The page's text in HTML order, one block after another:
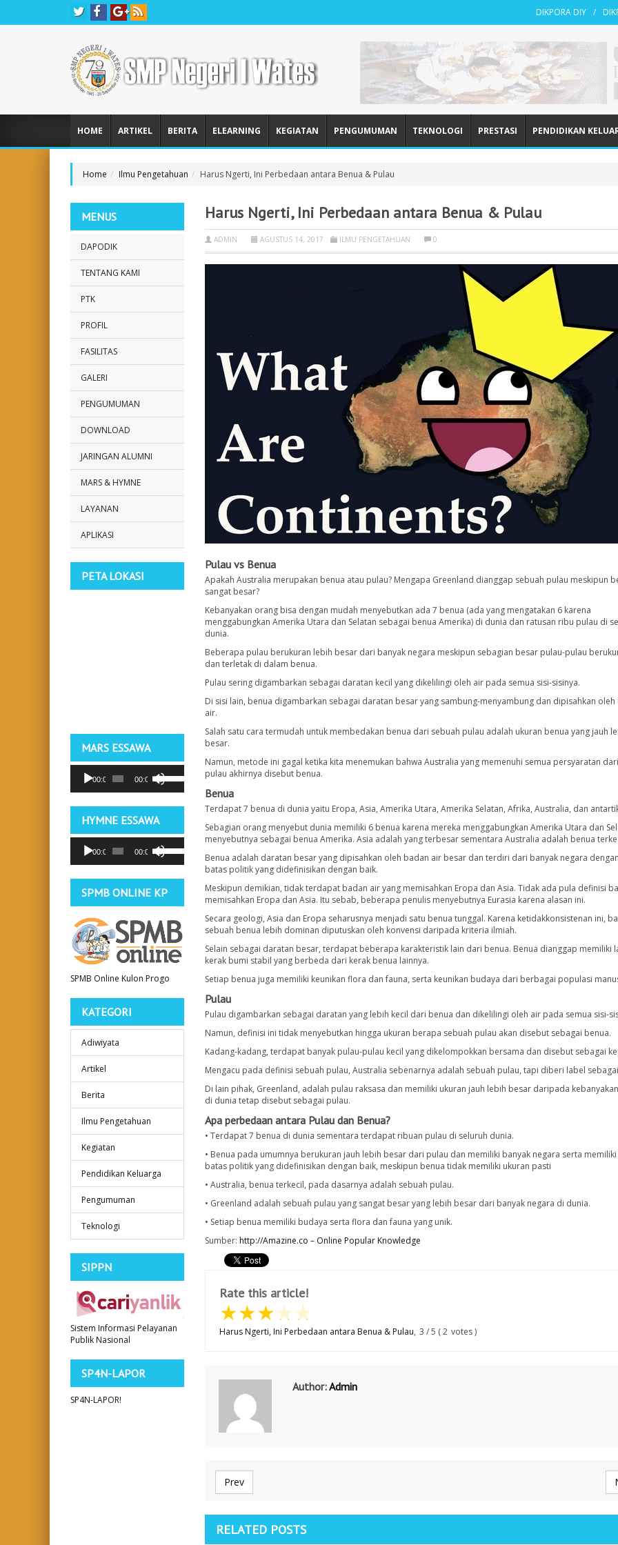
DIKPORA DIY
HOME ARTIKEL BERITA ELEARNING KEGIATAN PENGUMUMAN TEKNOLOGI PRESTASI PENDIDIKAN
Home Ilmu Pengetahuan Harus Ngerti, Ini Perbedaan antara Benua & Pulau
MENUS
DAPODIK
TENTANG KAMI
PTK
PROFIL
FASILITAS
GALERI
PENGUMUMAN
DOWNLOAD
JARINGAN ALUMNI
MARS & HYMNE
LAYANAN
APLIKASI
PETA LOKASI
MARS ESSAWA
Pemutar
Audio00:00 00:00 Anak
Panah
Atas/Bawah
untuk
atau
menurunkan
volume.
HYMNE ESSAWA
Pemutar
Audio00:00 00:00 Anak
Panah
Atas/Bawah
untuk
menurunkan
volume.
SPMB ONLINE KP
SPMB Online Kulon Progo
KATEGORI
Adiwiyata
Artikel
Berita
Ilmu Pengetahuan
Kegiatan
Pendidikan Keluarga
Pengumuman
Teknologi
SIPPN
Sistem Informasi Pelayanan
Publik Nasional
SP4N-LAPOR
SP4N-LAPOR!
Harus Ngerti, Ini Perbedaan antara Benua & Pulau
ADMIN AGUSTUS 14, 2017 ILMU PENGETAHUAN 0
Pulau vs Benua
Apakah Australia merupakan benua atau pulau? Mengapa Greenland dianggap sebuah pulau meskipun
sangat besar?
Kebanyakan orang bisa dengan mudah menyebutkan ada 7 benua (ada yang mengatakan 6 karena
menggabungkan Amerika Utara dan Selatan sebagai benua Amerika) di dunia dan ratusan ribu pulau di
dunia.
Beberapa pulau berukuran lebih besar dari banyak negara meskipun sebagian besar pulau-pulau
dan terletak di dalam benua.
Pulau sering digambarkan sebagai daratan kecil yang dikelilingi oleh air pada semua sisi-sisinya.
Di sisi lain, benua digambarkan sebagai daratan besar yang sambung-menyambung dan dipisahkan
air.
Salah satu cara termudah untuk membedakan benua dari sebuah pulau adalah ukuran benua yang jauh
besar.
Namun, metode ini gagal ketika kita menemukan bahwa Australia yang memenuhi semua persyaratan
pulau akhirnya disebut benua.
Benua
Terdapat 7 benua di dunia yaitu Eropa, Asia, Amerika Utara, Amerika Selatan, Afrika, Australia, dan
Sebagian orang menyebut dunia memiliki 6 benua karena mereka menggabungkan Amerika Utara dan
menyebutnya sebagai benua Amerika. Asia adalah yang terbesar sementara Australia adalah benua
Benua adalah daratan besar yang dipisahkan oleh badan air besar dan terdiri dari banyak negara
batas politik yang didefinisikan dengan baik.
Meskipun demikian, tidak terdapat badan air yang memisahkan Eropa dan Asia. Tidak ada pula definisi
memisahkan Eropa dan Asia. Itu sebab, beberapa penulis menyebutnya Eurasia karena alasan ini.
Secara geologi, Asia dan Eropa seharusnya menjadi satu benua tunggal. Karena ketidakkonsistenan ini,
sebuah benua lebih dominan diputuskan oleh konvensi daripada kriteria ilmiah.
Selain sebagai daratan besar, terdapat beberapa karakteristik lain dari benua. Benua dianggap memiliki
kerak bumi stabil yang berbeda dari kerak benua lainnya.
Setiap benua juga memiliki keunikan flora dan fauna, serta keunikan budaya dari berbagai populasi
Pulau
Pulau digambarkan sebagai daratan yang lebih kecil dari benua dan dikelilingi oleh air pada semua sisi-
Namun, definisi ini tidak menyebutkan hingga ukuran berapa sebuah pulau akan disebut sebagai benua.
Kadang-kadang, terdapat banyak pulau-pulau kecil yang dikelompokkan bersama dan disebut sebagai
Mengacu pada definisi sebuah pulau, Australia sebenarnya adalah sebuah pulau, tapi diberi label
Di lain pihak, Greenland, adalah pulau raksasa dan memiliki ukuran jauh lebih besar daripada
di dunia tetap disebut sebagai pulau.
Apa perbedaan antara Pulau dan Benua?
• Terdapat 7 benua di dunia sementara terdapat ribuan pulau di seluruh dunia.
• Benua pada umumnya berukuran jauh lebih besar dari pulau dan memiliki banyak negara serta
batas politik yang didefinisikan dengan baik, meskipun benua tidak memiliki ukuran pasti
• Australia, benua terkecil, pada dasarnya adalah sebuah pulau.
• Greenland adalah sebuah pulau yang sangat besar yang lebih besar dari banyak negara di dunia.
• Setiap benua memiliki budaya serta flora dan fauna yang unik.
Sumber: http://Amazine.co – Online Popular Knowledge
Rate this article!
★★★★★
Harus Ngerti, Ini Perbedaan antara Benua & Pulau, 3 /5 (2 votes )
Author:Admin
Prev
RELATED POSTS